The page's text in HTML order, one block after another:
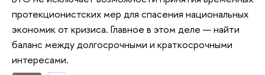
протекционистских мер для спасения национальных
экономик от кризиса. Главное в этом деле — найти
баланс между долгосрочными и краткосрочными
интересами.